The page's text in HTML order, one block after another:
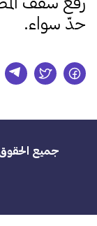
حدّ سواء.
جميع الحقوق